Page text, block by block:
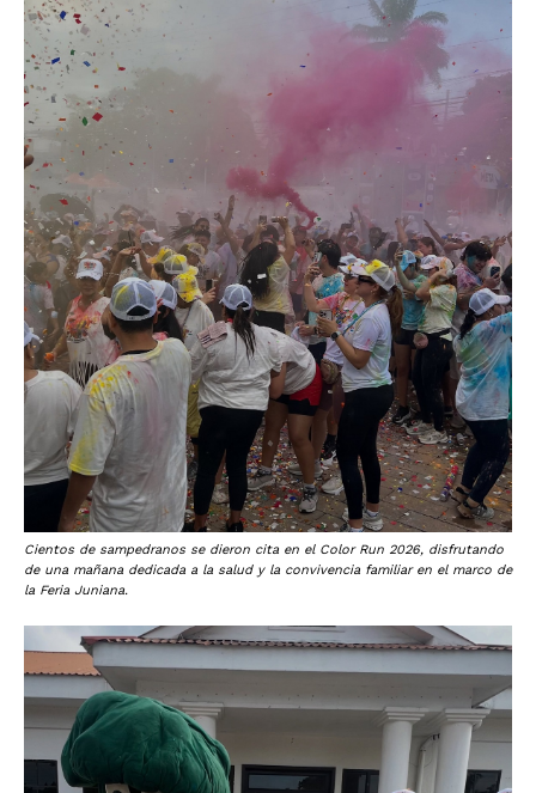
Cientos de sampedranos se dieron cita en el Color Run 2026, disfrutando
de una mañana dedicada a la salud y la convivencia familiar en el marco de
la Feria Juniana.